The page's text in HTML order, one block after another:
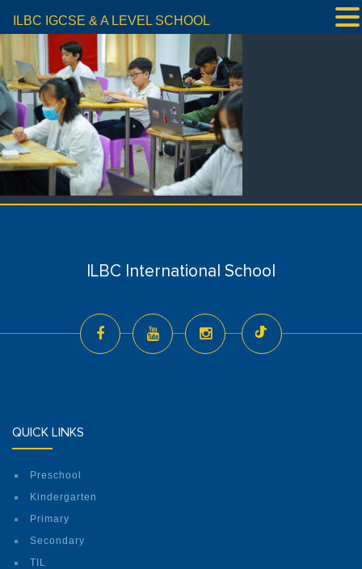
ILBC International School
QUICK LINKS
Preschool
Kindergarten
Primary
Secondary
TIL
ILBC IGCSE & A LEVEL SCHOOL